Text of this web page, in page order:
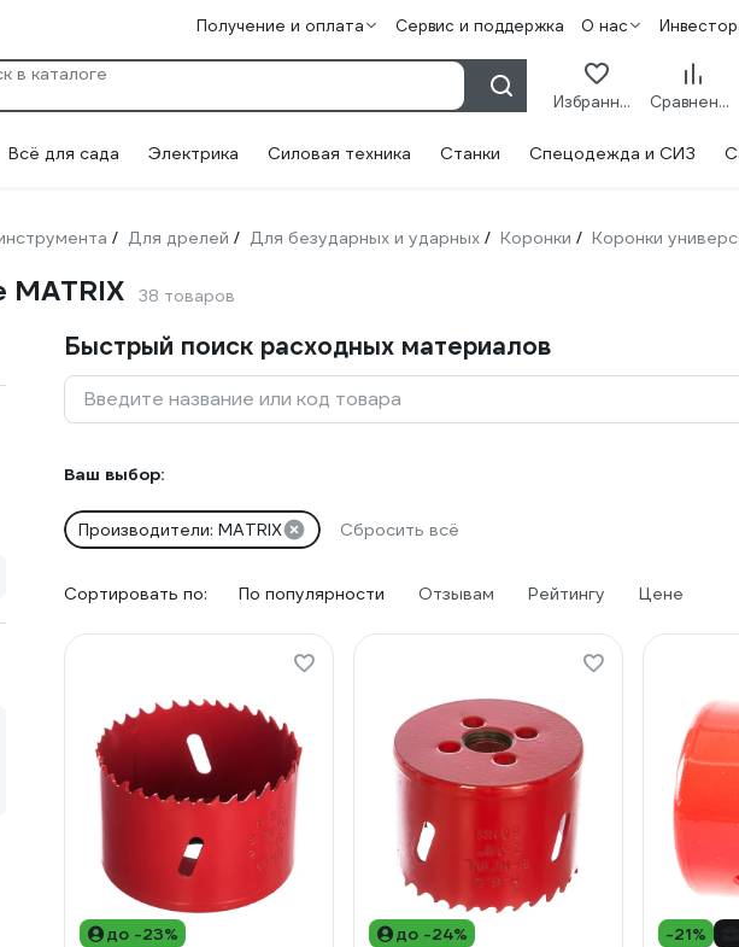
Получение и оплата Сервис и поддержка О нас
Избранное Сравнение
Всё для сада Электрика Силовая техника Станки Спецодежда и СИЗ
/ Для дрелей / Для безударных и ударных / Коронки / Коронки
MATRIX 38 товаров
Быстрый поиск расходных материалов
Введите название или код товара
Ваш выбор:
Производители: MATRIX Сбросить всё
Сортировать по: По популярности Отзывам Рейтингу Цене
до -23% до -24% -21%